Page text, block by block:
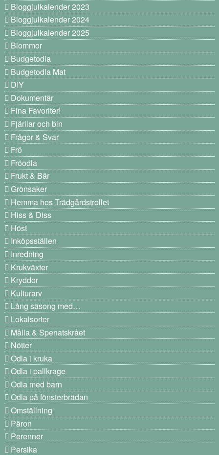
Bloggjulkalender 2023
Bloggjulkalender 2024
Bloggjulkalender 2025
Blommor
Budgetodla
Budgetodla Mat
DIY
Dokumentär
Fina Favoriter!
Fjärilar och bin
Frågor & Svar
Frö
Fröodla
Frukt & Bär
Grönsaker
Hemma hos Trädgårdstrollet
Hiss & Diss
Höst
Inköpsställen
Inredning
Krukväxter
Kryddor
Kulturarv
Lång säsong med…
Lokalsorter
Målla & Spenatskrået
Nötter
Odla i kruka
Odla i pallkrage
Odla med barn
Odla på fönsterbrädan
Omställning
Päron
Perenner
Persika